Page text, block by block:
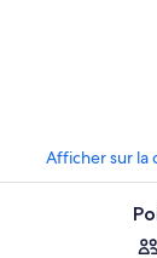
passez par
par un
d’oiseaux,
noirs et blancs
expérience
Afficher sur la